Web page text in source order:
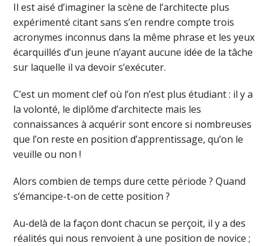
Il est aisé d’imaginer la scène de l’architecte plus
expérimenté citant sans s’en rendre compte trois
acronymes inconnus dans la même phrase et les yeux
écarquillés d’un jeune n’ayant aucune idée de la tâche
sur laquelle il va devoir s’exécuter.
C’est un moment clef où l’on n’est plus étudiant : il y a
la volonté, le diplôme d’architecte mais les
connaissances à acquérir sont encore si nombreuses
que l’on reste en position d’apprentissage, qu’on le
veuille ou non !
Alors combien de temps dure cette période ? Quand
s’émancipe-t-on de cette position ?
Au-delà de la façon dont chacun se perçoit, il y a des
réalités qui nous renvoient à une position de novice ;